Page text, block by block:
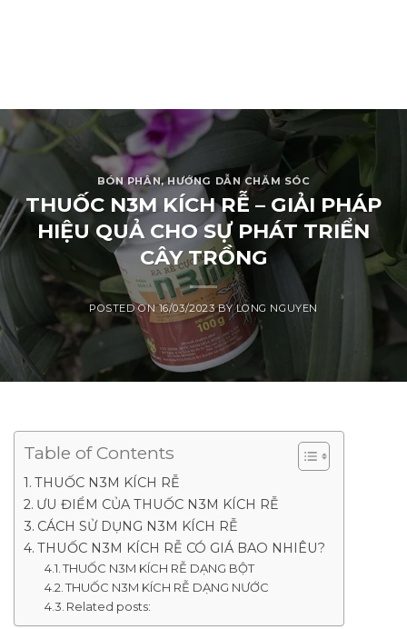
BÓN PHÂN,HƯỚNG DẪN CHĂM SÓC
THUỐC N3M KÍCH RỄ – GIẢI PHÁP
HIỆU QUẢ CHO SỰ PHÁT TRIỂN
CÂY TRỒNG
POSTED ON16/03/2023BYLONG NGUYEN
Table of Contents
THUỐC N3M KÍCH RỄ
ƯU ĐIỂM CỦA THUỐC N3M KÍCH RỄ
CÁCH SỬ DỤNG N3M KÍCH RỄ
THUỐC N3M KÍCH RỄ CÓ GIÁ BAO NHIÊU?
THUỐC N3M KÍCH RỄ DẠNG BỘT
THUỐC N3M KÍCH RỄ DẠNG NƯỚC
Related posts: